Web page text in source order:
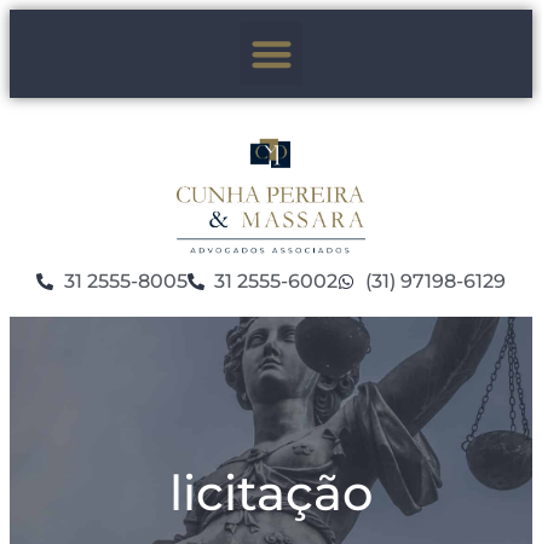
31 2555-8005 31 2555-6002 (31) 97198-6129
licitação